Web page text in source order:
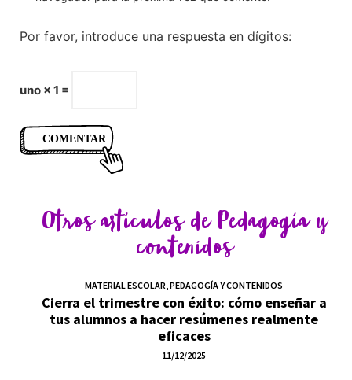
Por favor, introduce una respuesta en dígitos:
uno × 1 =
Otros artículos dePedagogía y
contenidos
MATERIAL ESCOLAR,PEDAGOGÍA Y CONTENIDOS
Cierra el trimestre con éxito: cómo enseñar a
tus alumnos a hacer resúmenes realmente
eficaces
11/12/2025